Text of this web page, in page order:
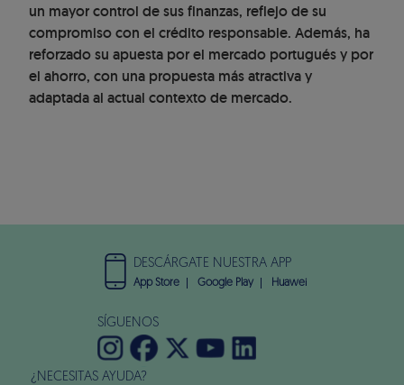
un mayor control de sus finanzas, reflejo de su
compromiso con el crédito responsable. Además, ha
reforzado su apuesta por el mercado portugués y por
el ahorro, con una propuesta más atractiva y
adaptada al actual contexto de mercado.
¿NECESITAS AYUDA?
DESCÁRGATE NUESTRA APP
App Store Google Play Huawei
SÍGUENOS